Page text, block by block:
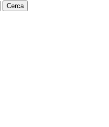
Cerca